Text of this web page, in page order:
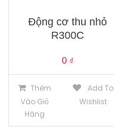
Động cơ thu nhỏ
R300C
0 ₫
Thêm
Vào Giỏ
Hàng
Add To
Wishlist